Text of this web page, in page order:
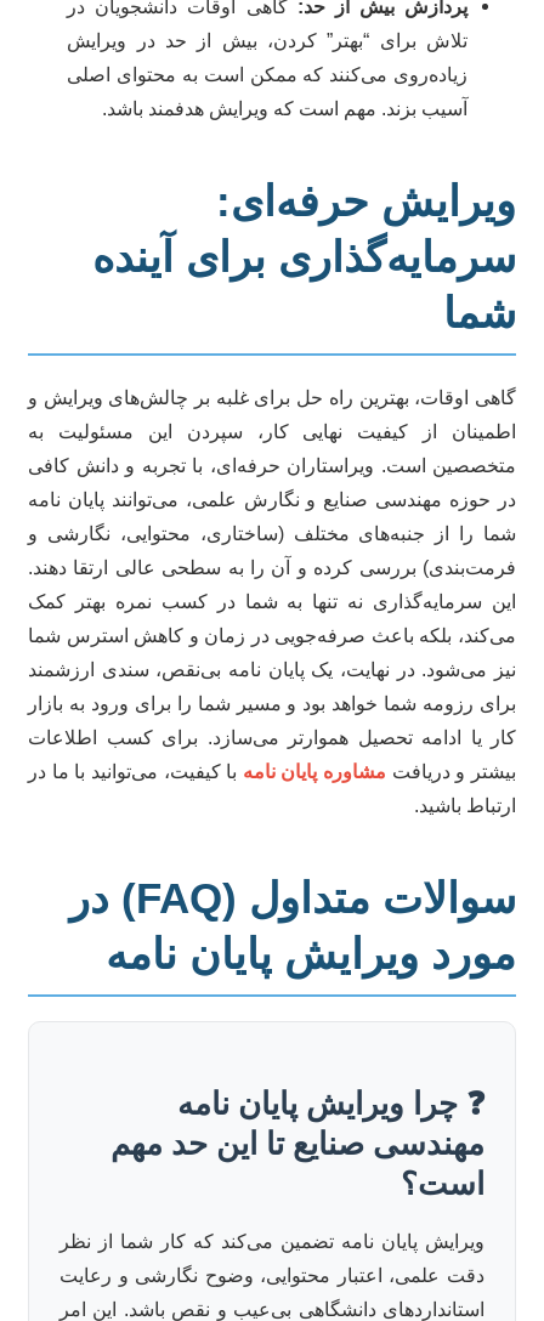
پردازش بیش از حد:
گاهی اوقات دانشجویان در
تلاش برای “بهتر” کردن، بیش از حد در ویرایش
زیاده‌روی می‌کنند که ممکن است به محتوای اصلی
آسیب بزند. مهم است که ویرایش هدفمند باشد.
حرفه‌ای:
برای آینده
اوقات، بهترین راه حل برای غلبه بر چالش‌های ویرایش و
از کیفیت نهایی کار، سپردن این مسئولیت به
است. ویراستاران حرفه‌ای، با تجربه و دانش کافی
حوزه مهندسی صنایع و نگارش علمی، می‌توانند پایان نامه
را از جنبه‌های مختلف (ساختاری، محتوایی، نگارشی و
بررسی کرده و آن را به سطحی عالی ارتقا دهند.
سرمایه‌گذاری نه تنها به شما در کسب نمره بهتر کمک
بلکه باعث صرفه‌جویی در زمان و کاهش استرس شما
می‌شود. در نهایت، یک پایان نامه بی‌نقص، سندی ارزشمند
رزومه شما خواهد بود و مسیر شما را برای ورود به بازار
یا ادامه تحصیل هموارتر می‌سازد. برای کسب اطلاعات
و دریافتمشاوره پایان نامه با کیفیت، می‌توانید با ما در
باشید.
سوالات متداول (FAQ) در
ویرایش پایان نامه
❓ چرا ویرایش پایان نامه
مهندسی صنایع تا این حد مهم
است؟
ویرایش پایان نامه تضمین می‌کند که کار شما از نظر
دقت علمی، اعتبار محتوایی، وضوح نگارشی و رعایت
استانداردهای دانشگاهی بی‌عیب و نقص باشد. این امر